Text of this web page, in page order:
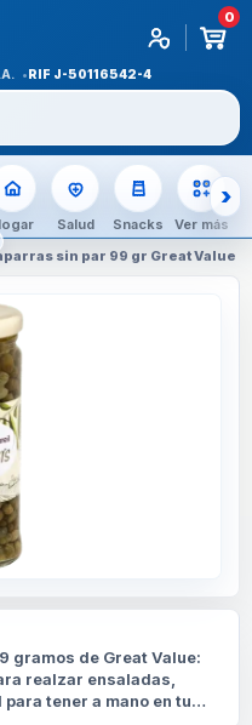
0
RIF J-50116542-4
Salud Snacks Ver más
CATEGORÍAS
sin par 99 gr Great Value
gramos de Great Value:
realzar ensaladas,
tener a mano en tu